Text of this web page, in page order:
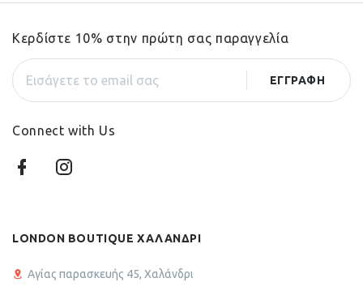
Κερδίστε 10% στην πρώτη σας παραγγελία
Connect with Us
LONDON BOUTIQUE ΧΑΛΑΝΔΡΙ
Αγίας παρασκευής 45, Χαλάνδρι